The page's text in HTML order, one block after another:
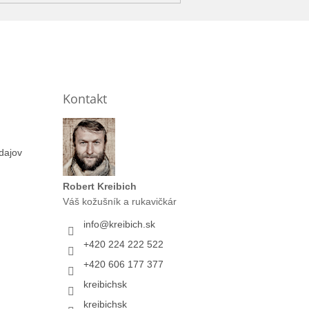
Kontakt
Robert Kreibich
Váš kožušník a rukavičkár
info@kreibich.sk
+420 224 222 522
+420 606 177 377
kreibichsk
kreibichsk